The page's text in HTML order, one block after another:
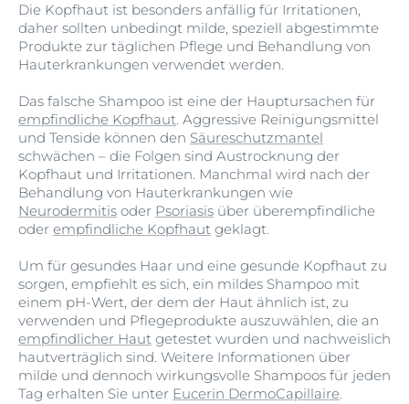
Die Kopfhaut ist besonders anfällig für Irritationen,
daher sollten unbedingt milde, speziell abgestimmte
Produkte zur täglichen Pflege und Behandlung von
Hauterkrankungen verwendet werden.
Das falsche Shampoo ist eine der Hauptursachen für
empfindliche Kopfhaut. Aggressive Reinigungsmittel
und Tenside können den Säureschutzmantel
schwächen – die Folgen sind Austrocknung der
Kopfhaut und Irritationen. Manchmal wird nach der
Behandlung von Hauterkrankungen wie
Neurodermitis oder Psoriasis über überempfindliche
oder empfindliche Kopfhaut geklagt.
Um für gesundes Haar und eine gesunde Kopfhaut zu
sorgen, empfiehlt es sich, ein mildes Shampoo mit
einem pH-Wert, der dem der Haut ähnlich ist, zu
verwenden und Pflegeprodukte auszuwählen, die an
empfindlicher Haut getestet wurden und nachweislich
hautverträglich sind. Weitere Informationen über
milde und dennoch wirkungsvolle Shampoos für jeden
Tag erhalten Sie unter Eucerin DermoCapillaire.